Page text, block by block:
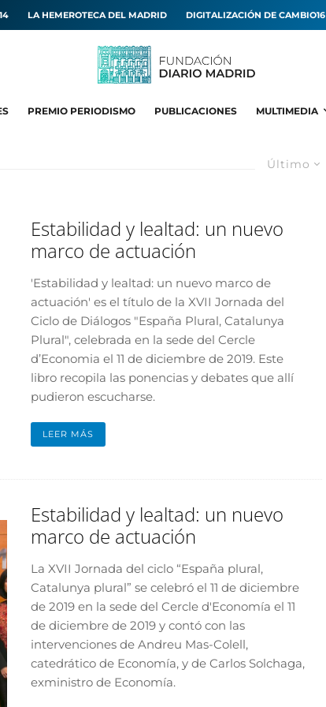
LA HEMEROTECA DEL MADRID DIGITALIZACIÓN DE CAMBIO16
PREMIO PERIODISMO PUBLICACIONES MULTIMEDIA
Último
Estabilidad y lealtad: un nuevo
marco de actuación
'Estabilidad y lealtad: un nuevo marco de
actuación' es el título de la XVII Jornada del
Ciclo de Diálogos "España Plural, Catalunya
Plural", celebrada en la sede del Cercle
d’Economia el 11 de diciembre de 2019. Este
libro recopila las ponencias y debates que allí
pudieron escucharse.
LEER MÁS
Estabilidad y lealtad: un nuevo
marco de actuación
La XVII Jornada del ciclo “España plural,
Catalunya plural” se celebró el 11 de diciembre
de 2019 en la sede del Cercle d'Economía el 11
de diciembre de 2019 y contó con las
intervenciones de Andreu Mas-Colell,
catedrático de Economía, y de Carlos Solchaga,
exministro de Economía.